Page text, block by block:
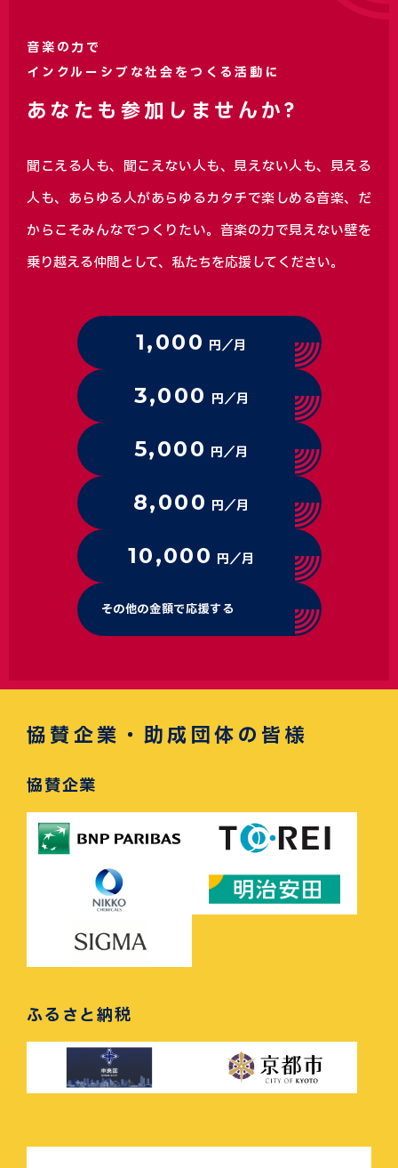
音楽の力で
インクルーシブな社会をつくる活動に
あなたも参加しませんか?
聞こえる人も、聞こえない人も、見えない人も、見える
人も、あらゆる人があらゆるカタチで楽しめる音楽、 だ
からこそみんなでつくりたい。音楽の力で見えない壁を
乗り越える仲間として、私たちを応援してください。
1,000 円／月
3,000 円／月
5,000 円／月
8,000 円／月
10,000 円／月
その他の金額で応援する
協賛企業・助成団体の皆様
協賛企業
ふるさと納税